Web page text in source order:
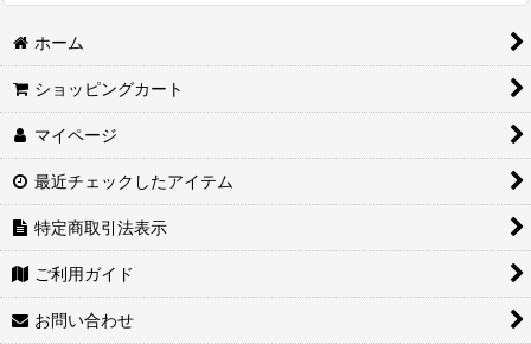
ホーム
ショッピングカート
マイページ
最近チェックしたアイテム
特定商取引法表示
ご利用ガイド
お問い合わせ